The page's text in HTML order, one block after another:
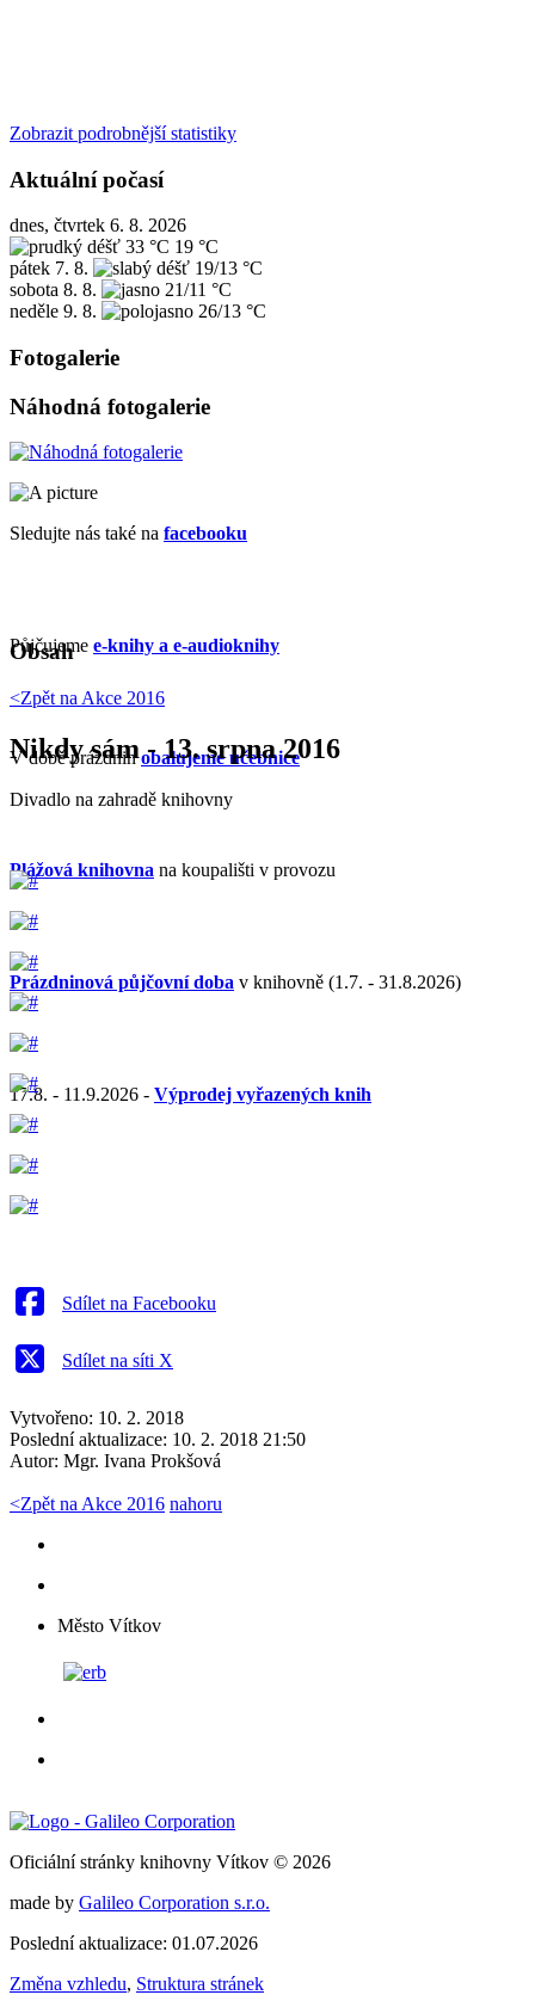
Zobrazit podrobnější statistiky
Aktuální počasí
dnes, čtvrtek 6. 8. 2026
33 °C 19 °C
pátek 7. 8.
19/13 °C
sobota 8. 8.
21/11 °C
neděle 9. 8. 26/13 °C
Fotogalerie
Náhodná fotogalerie
Sledujte nás také na facebooku
Půjčujeme e-knihy a e-audioknihy
V době prázdninobalujeme učebnice
Plážová knihovna na koupališti v provozu
Prázdninová půjčovní doba v knihovně (1.7. - 31.8.2026)
17.8. - 11.9.2026 - Výprodej vyřazených knih
Obsah
<Zpět na Akce 2016
Nikdy sám - 13. srpna 2016
Divadlo na zahradě knihovny
Sdílet na Facebooku
Sdílet na síti X
Vytvořeno: 10. 2. 2018
Poslední aktualizace: 10. 2. 2018 21:50
Autor: Mgr. Ivana Prokšová
<Zpět na Akce 2016 nahoru
Město Vítkov
Oficiální stránky knihovny Vítkov © 2026
made by Galileo Corporation s.r.o.
Poslední aktualizace: 01.07.2026
Změna vzhledu, Struktura stránek